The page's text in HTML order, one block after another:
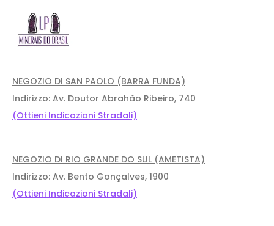
NEGOZIO DI SAN PAOLO (BARRA FUNDA)
Indirizzo: Av. Doutor Abrahão Ribeiro, 740
(Ottieni Indicazioni Stradali)
NEGOZIO DI RIO GRANDE DO SUL (AMETISTA)
Indirizzo: Av. Bento Gonçalves, 1900
(Ottieni Indicazioni Stradali)